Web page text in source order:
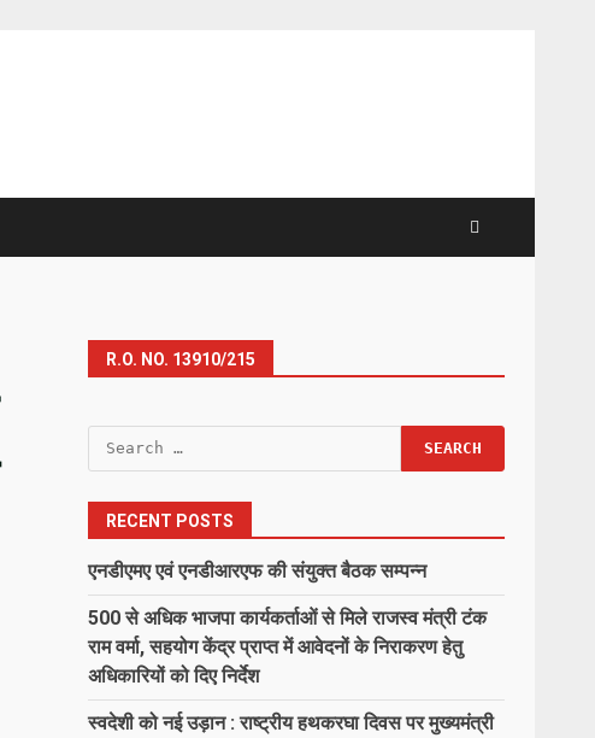
R.O. NO. 13910/215
Search
for:
RECENT POSTS
एनडीएमए एवं एनडीआरएफ की संयुक्त बैठक सम्पन्न
500 से अधिक भाजपा कार्यकर्ताओं से मिले राजस्व मंत्री टंक
राम वर्मा, सहयोग केंद्र प्राप्त में आवेदनों के निराकरण हेतु
अधिकारियों को दिए निर्देश
स्वदेशी को नई उड़ान : राष्ट्रीय हथकरघा दिवस पर मुख्यमंत्री